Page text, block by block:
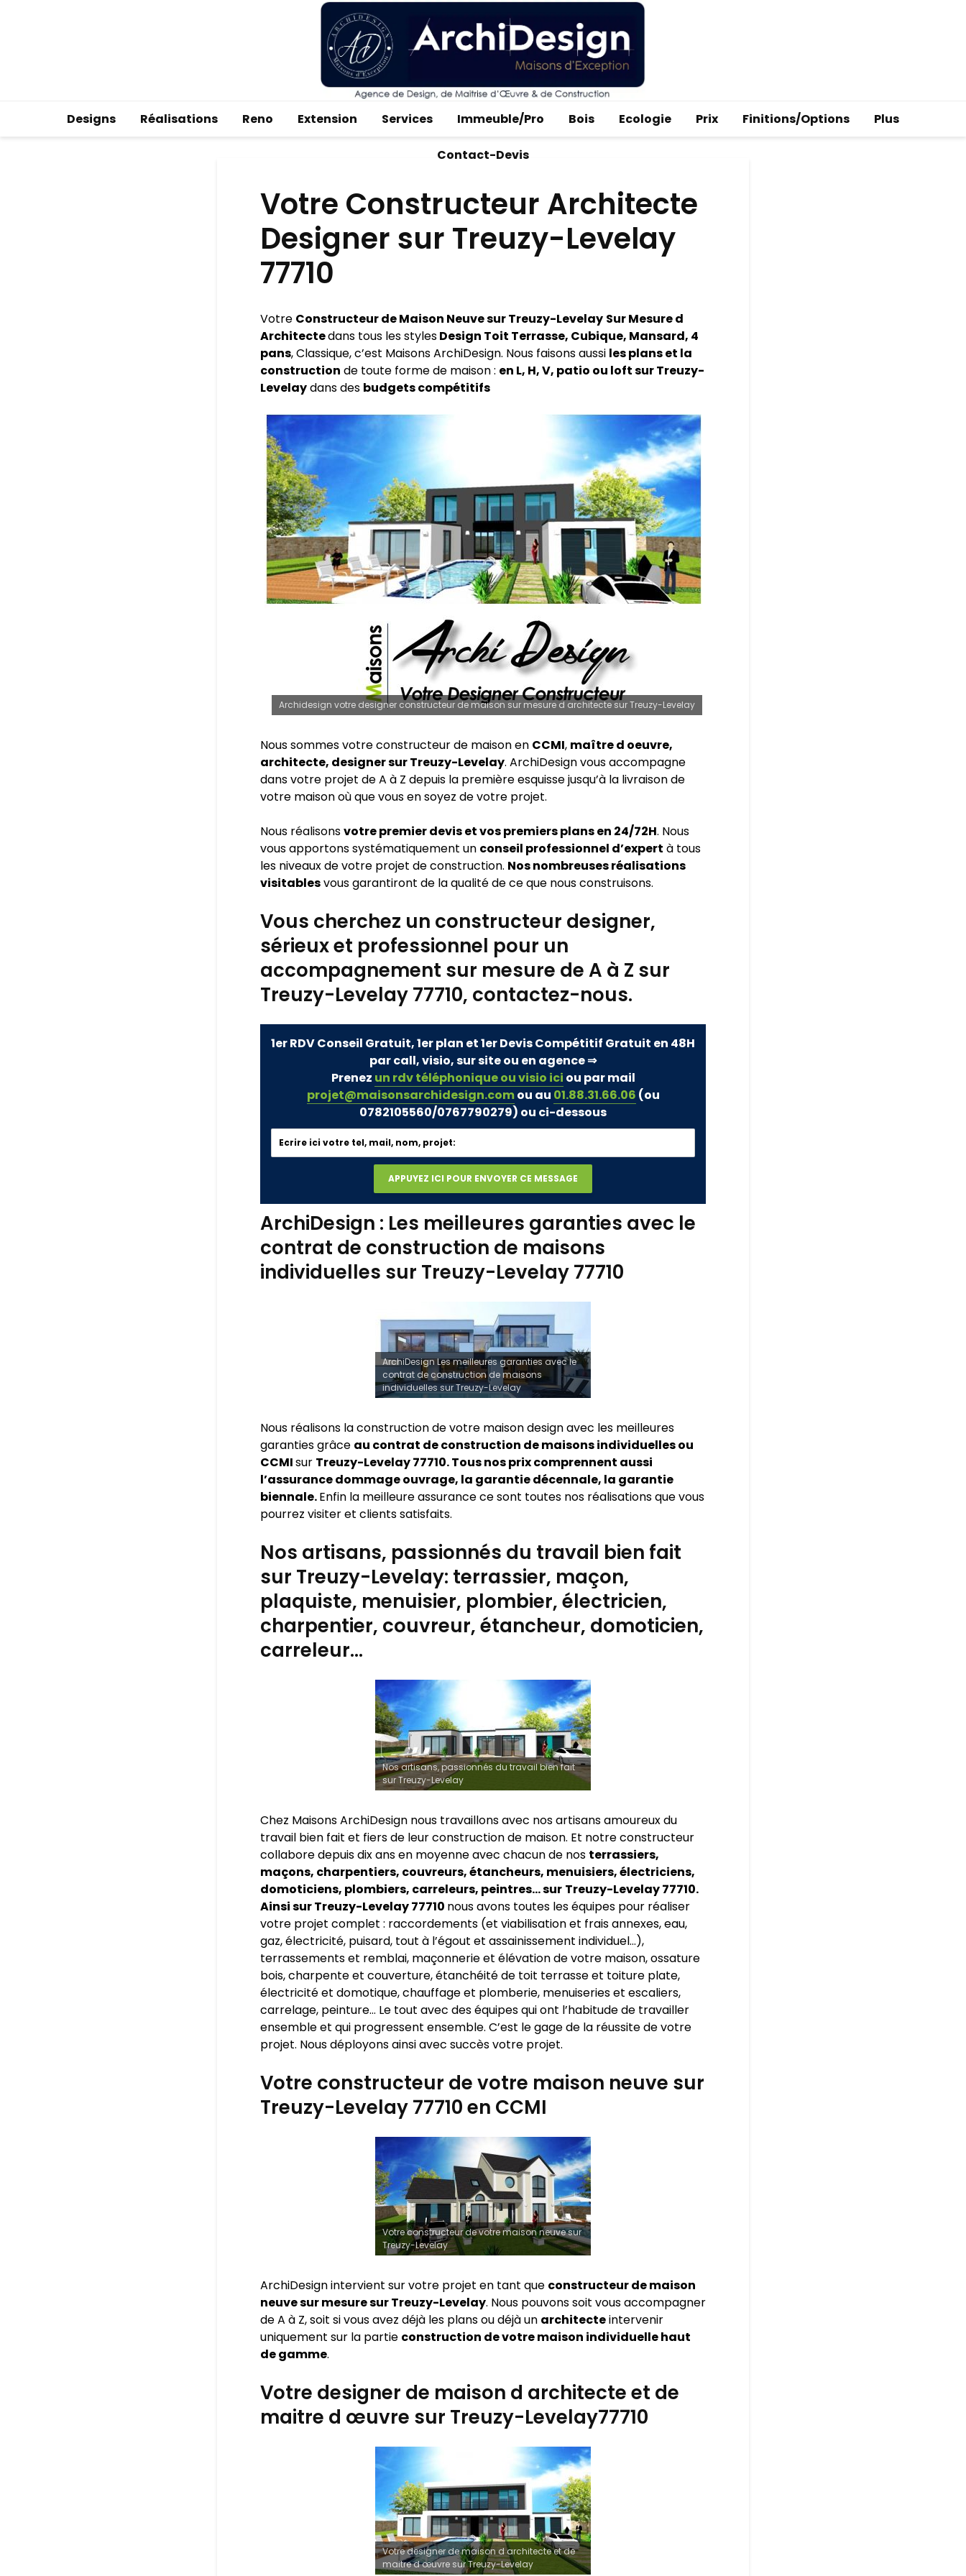
Designs Réalisations Reno Extension Services Immeuble/Pro Bois Ecologie Prix Finitions/Options Plus
Contact-Devis
Votre Constructeur Architecte
Designer sur Treuzy-Levelay
77710
Votre Constructeur de Maison Neuve sur Treuzy-Levelay Sur Mesure d
Architectedans tous les stylesDesign Toit Terrasse, Cubique, Mansard, 4
pans, Classique, c’est Maisons ArchiDesign. Nous faisons aussi les plans et la
construction de toute forme de maison : en L, H, V, patio ou loft sur Treuzy-
Levelaydans des budgets compétitifs
Archidesign votre designer constructeur de maison sur mesure d architecte sur Treuzy-Levelay
Nous sommes votre constructeur de maison en CCMI, maître d oeuvre,
architecte, designer sur Treuzy-Levelay. ArchiDesign vous accompagne
dans votre projet de A à Z depuis la première esquisse jusqu’à la livraison de
votre maison où que vous en soyez de votre projet.
Nous réalisonsvotre premier devis et vos premiers plans en 24/72H. Nous
vous apportons systématiquement un conseil professionnel d’expert à tous
les niveaux de votre projet de construction. Nos nombreuses réalisations
visitablesvous garantiront de la qualité de ce que nous construisons.
Vous cherchez un constructeur designer,
sérieux et professionnel pour un
accompagnement sur mesure de A à Z sur
Treuzy-Levelay 77710, contactez-nous.
1er RDV Conseil Gratuit, 1er plan et 1er Devis Compétitif Gratuit en 48H
par call, visio, sur site ou en agence ⇒
Prenez un rdv téléphonique ou visio ici ou par mail
projet@maisonsarchidesign.comou au 01.88.31.66.06 (ou
0782105560/0767790279) ou ci-dessous
ArchiDesign : Les meilleures garanties avec le
contrat de construction de maisons
individuelles sur Treuzy-Levelay 77710
ArchiDesign Les meilleures garanties avec le
contrat de construction de maisons
individuelles sur Treuzy-Levelay
Nous réalisons la construction de votre maison design avec les meilleures
garanties grâce au contrat de construction de maisons individuelles ou
CCMIsur Treuzy-Levelay 77710. Tous nos prix comprennent aussi
l’assurance dommage ouvrage, la garantie décennale, la garantie
biennale.Enfin la meilleure assurance ce sont toutes nos réalisations que vous
pourrez visiter et clients satisfaits.
Nos artisans, passionnés du travail bien fait
sur Treuzy-Levelay: terrassier, maçon,
plaquiste, menuisier, plombier, électricien,
charpentier, couvreur, étancheur, domoticien,
carreleur…
Nos artisans, passionnés du travail bien fait
sur Treuzy-Levelay
Chez Maisons ArchiDesign nous travaillons avec nos artisans amoureux du
travail bien fait et fiers de leur construction de maison. Et notre constructeur
collabore depuis dix ans en moyenne avec chacun de nos terrassiers,
maçons, charpentiers, couvreurs, étancheurs, menuisiers, électriciens,
domoticiens, plombiers, carreleurs, peintres… sur Treuzy-Levelay 77710.
Ainsi sur Treuzy-Levelay 77710 nous avons toutes les équipes pour réaliser
votre projet complet : raccordements (et viabilisation et frais annexes, eau,
gaz, électricité, puisard, tout à l’égout et assainissement individuel…),
terrassements et remblai, maçonnerie et élévation de votre maison, ossature
bois, charpente et couverture, étanchéité de toit terrasse et toiture plate,
électricité et domotique, chauffage et plomberie, menuiseries et escaliers,
carrelage, peinture… Le tout avec des équipes qui ont l’habitude de travailler
ensemble et qui progressent ensemble. C’est le gage de la réussite de votre
projet. Nous déployons ainsi avec succès votre projet.
Votre constructeur de votre maison neuve sur
Treuzy-Levelay 77710 en CCMI
Votre constructeur de votre maison neuve sur
Treuzy-Levelay
ArchiDesign intervient sur votre projet en tant que constructeur de maison
neuve sur mesure surTreuzy-Levelay. Nous pouvons soit vous accompagner
de A à Z, soit si vous avez déjà les plans ou déjà un architecteintervenir
uniquement sur la partie construction de votre maison individuelle haut
de gamme.
Votre designer de maison d architecte et de
maitre d œuvre sur Treuzy-Levelay77710
Votre designer de maison d architecte et de
maitre d œuvre sur Treuzy-Levelay